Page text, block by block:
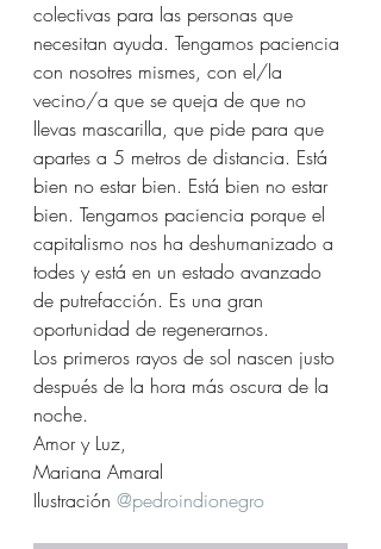
colectivas para las personas que
necesitan ayuda. Tengamos paciencia
con nosotres mismes, con el/la
vecino/a que se queja de que no
llevas mascarilla, que pide para que
apartes a 5 metros de distancia. Está
bien no estar bien. Está bien no estar
bien. Tengamos paciencia porque el
capitalismo nos ha deshumanizado a
todes y está en un estado avanzado
de putrefacción. Es una gran
oportunidad de regenerarnos.
Los primeros rayos de sol nascen justo
después de la hora más oscura de la
noche.
Amor y Luz,
Mariana Amaral
Ilustración @pedroindionegro